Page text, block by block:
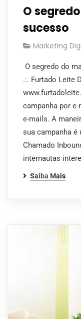
O
sucesso
Marketing
O segredo do
.:. Furtado Leite
campanha por
e-mails. A
sua campanha
Chamado
internautas
Saiba Mais